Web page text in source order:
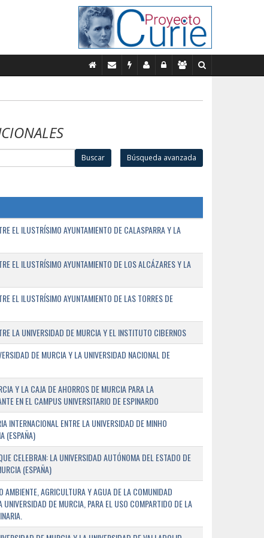
Buscar Búsqueda avanzada
EL ILUSTRÍSIMO AYUNTAMIENTO DE CALASPARRA Y LA
EL ILUSTRÍSIMO AYUNTAMIENTO DE LOS ALCÁZARES Y LA
EL ILUSTRÍSIMO AYUNTAMIENTO DE LAS TORRES DE
LA UNIVERSIDAD DE MURCIA Y EL INSTITUTO CIBERNOS
DE MURCIA Y LA UNIVERSIDAD NACIONAL DE
Y LA CAJA DE AHORROS DE MURCIA PARA LA
EN EL CAMPUS UNIVERSITARIO DE ESPINARDO
INTERNACIONAL ENTRE LA UNIVERSIDAD DE MINHO
(ESPAÑA)
CELEBRAN: LA UNIVERSIDAD AUTÓNOMA DEL ESTADO DE
(ESPAÑA)
AMBIENTE, AGRICULTURA Y AGUA DE LA COMUNIDAD
DE MURCIA, PARA EL USO COMPARTIDO DE LA